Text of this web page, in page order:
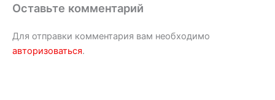
Оставьте комментарий
Для отправки комментария вам необходимо
авторизоваться.